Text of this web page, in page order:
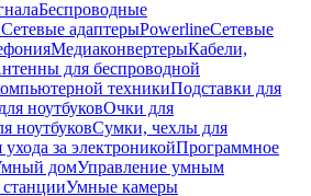
Беспроводные
Сетевые адаптерыPowerlineСетевые
МедиаконвертерыКабели,
для беспроводной
техникиПодставки для
ноутбуковОчки для
ноутбуковСумки, чехлы для
за электроникойПрограммное
домУправление умным
Умные камеры